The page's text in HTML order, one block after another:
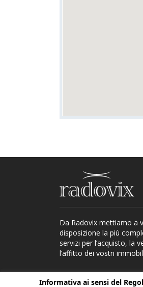
Da Radovix mettiamo a
disposizione la più
servizi per l’acquisto, la
l’affitto dei vostri
Informativa ai sensi del